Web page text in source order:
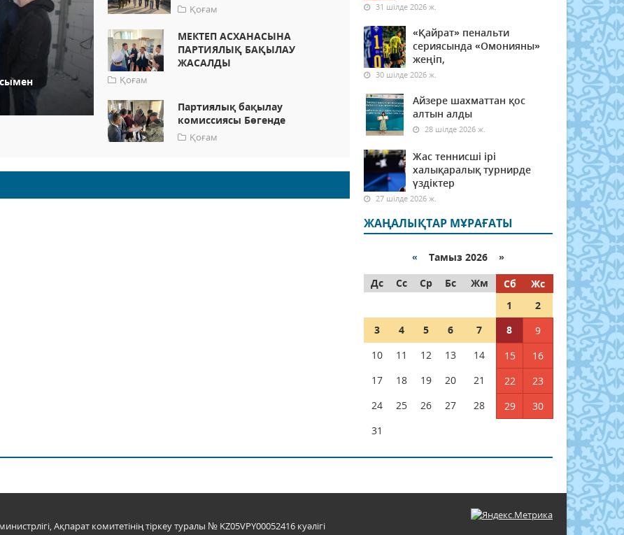
Қоғам
МЕКТЕП АСХАНАСЫНА
ПАРТИЯЛЫҚ БАҚЫЛАУ
ЖАСАЛДЫ
Қоғам
Партиялық бақылау
комиссиясы Бөгенде
Қоғам
31 шілде 2026 ж.
«Қайрат» пенальти
сериясында «Омонияны»
жеңіп,
30 шілде 2026 ж.
Айзере шахматтан қос
алтын алды
28 шілде 2026 ж.
Жас теннисші ірі
халықаралық турнирде
үздіктер
27 шілде 2026 ж.
ЖАҢАЛЫҚТАР МҰРАҒАТЫ
« Тамыз 2026 »
Дс
Сс Ср Бс Жм Сб
Жс
1
2
3
4 5 6 7 8
9
10
11 12 13 14 15
16
17
18 19 20 21 22
23
24
25 26 27 28 29
30
31
Ақпарат комитетінің тіркеу туралы № KZ05VPY00052416 куәлігі